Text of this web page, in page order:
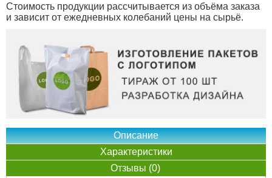
Стоимость продукции рассчитывается из объёма заказа
и зависит от ежедневных колебаний цены на сырьё.
Описание
Характеристики
Отзывы (0)